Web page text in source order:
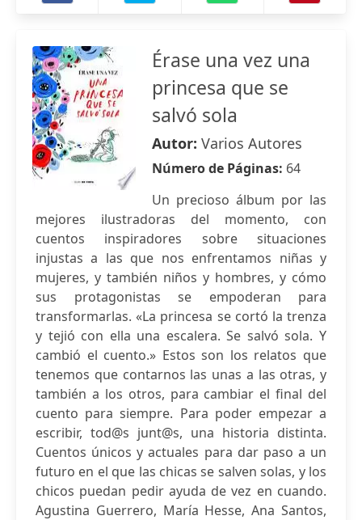
Érase una vez una
princesa que se
salvó sola
Autor: Varios Autores
Número de Páginas: 64
Un precioso álbum por las
mejores ilustradoras del momento, con
cuentos inspiradores sobre situaciones
injustas a las que nos enfrentamos niñas y
mujeres, y también niños y hombres, y cómo
sus protagonistas se empoderan para
transformarlas. «La princesa se cortó la trenza
y tejió con ella una escalera. Se salvó sola. Y
cambió el cuento.» Estos son los relatos que
tenemos que contarnos las unas a las otras, y
también a los otros, para cambiar el final del
cuento para siempre. Para poder empezar a
escribir, tod@s junt@s, una historia distinta.
Cuentos únicos y actuales para dar paso a un
futuro en el que las chicas se salven solas, y los
chicos puedan pedir ayuda de vez en cuando.
Agustina Guerrero, María Hesse, Ana Santos,